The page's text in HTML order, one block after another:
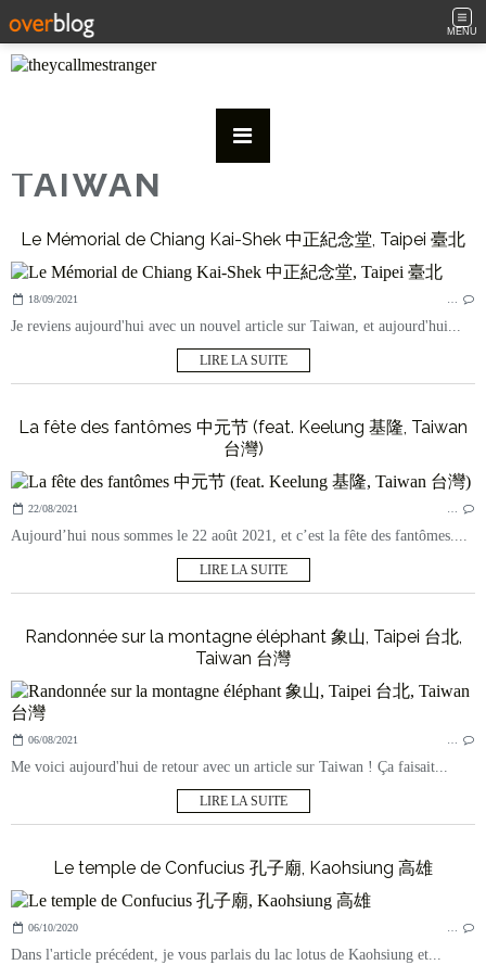
MENU
TAIWAN
Le Mémorial de Chiang Kai-Shek 中正紀念堂, Taipei 臺北
18/09/2021 …
Je reviens aujourd'hui avec un nouvel article sur Taiwan, et aujourd'hui...
LIRE LA SUITE
La fête des fantômes 中元节 (feat. Keelung 基隆, Taiwan
台灣)
22/08/2021 …
Aujourd’hui nous sommes le 22 août 2021, et c’est la fête des fantômes....
LIRE LA SUITE
Randonnée sur la montagne éléphant 象山, Taipei 台北,
Taiwan 台灣
06/08/2021 …
Me voici aujourd'hui de retour avec un article sur Taiwan ! Ça faisait...
LIRE LA SUITE
Le temple de Confucius 孔子廟, Kaohsiung 高雄
06/10/2020 …
Dans l'article précédent, je vous parlais du lac lotus de Kaohsiung et...